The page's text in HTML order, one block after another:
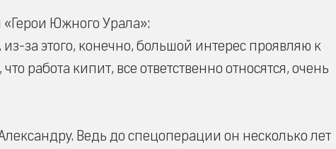
Южного Урала»:
за этого, конечно, большой интерес проявляю к
работа кипит, все ответственно относятся, очень
Ведь до спецоперации он несколько лет